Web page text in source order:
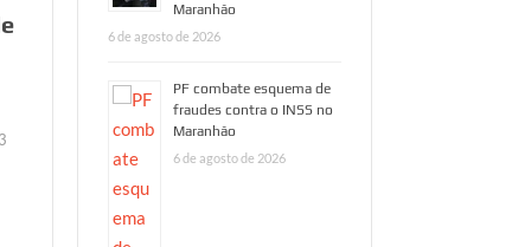
Maranhão
6 de agosto de 2026
PF combate esquema de
fraudes contra o INSS no
Maranhão
6 de agosto de 2026